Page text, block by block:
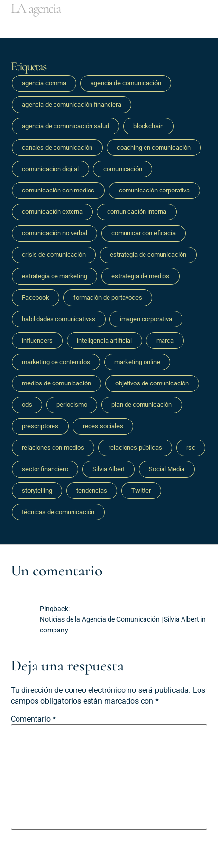
LA agencia
Etiquetas
agencia comma agencia de comunicación
agencia de comunicación financiera
agencia de comunicación salud blockchain
canales de comunicación coaching en comunicación
comunicacion digital comunicación
comunicación con medios comunicación corporativa
comunicación externa comunicación interna
comunicación no verbal comunicar con eficacia
crisis de comunicación estrategia de comunicación
estrategia de marketing estrategia de medios
Facebook formación de portavoces
habilidades comunicativas imagen corporativa
influencers inteligencia artificial marca
marketing de contenidos marketing online
medios de comunicación objetivos de comunicación
ods periodismo plan de comunicación
prescriptores redes sociales
relaciones con medios relaciones públicas rsc
sector financiero Silvia Albert Social Media
storytelling tendencias Twitter
técnicas de comunicación
Un comentario
Pingback:
Noticias de la Agencia de Comunicación | Silvia Albert in
company
Deja una respuesta
Tu dirección de correo electrónico no será publicada. Los
campos obligatorios están marcados con*
Comentario*